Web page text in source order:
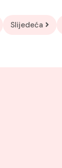
Slijedeća